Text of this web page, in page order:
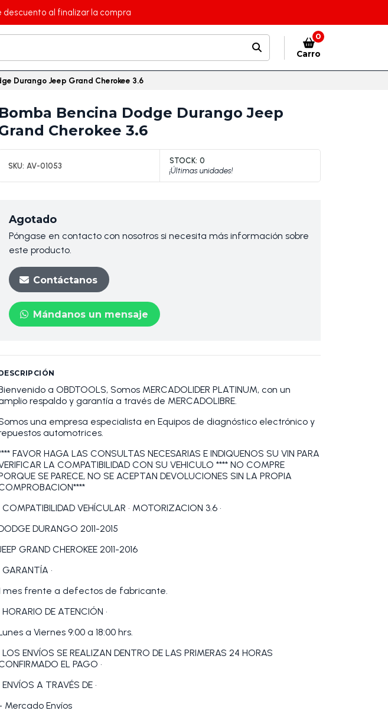
descuento al finalizar la compra
0
Carro
Durango Jeep Grand Cherokee 3.6
Bomba Bencina Dodge Durango Jeep
Cherokee 3.6
SKU: AV-01053
STOCK: 0
¡Últimas unidades!
Agotado
Póngase en contacto con nosotros si necesita más información sobre
este producto.
Contáctanos
Mándanos un mensaje
a OBDTOOLS, Somos MERCADOLIDER PLATINUM, con un
respaldo y garantía a través de MERCADOLIBRE.
una empresa especialista en Equipos de diagnóstico electrónico y
automotrices.
FAVOR HAGA LAS CONSULTAS NECESARIAS E INDIQUENOS SU VIN PARA
LA COMPATIBILIDAD CON SU VEHICULO **** NO COMPRE
SE PARECE, NO SE ACEPTAN DEVOLUCIONES SIN LA PROPIA
COMPATIBILIDAD VEHÍCULAR • MOTORIZACION 3.6 •
DURANGO 2011-2015
GRAND CHEROKEE 2011-2016
GARANTÍA •
mes frente a defectos de fabricante.
HORARIO DE ATENCIÓN •
a Viernes 9:00 a 18:00 hrs.
LOS ENVÍOS SE REALIZAN DENTRO DE LAS PRIMERAS 24 HORAS
EL PAGO •
ENVÍOS A TRAVÉS DE •
Mercado Envíos